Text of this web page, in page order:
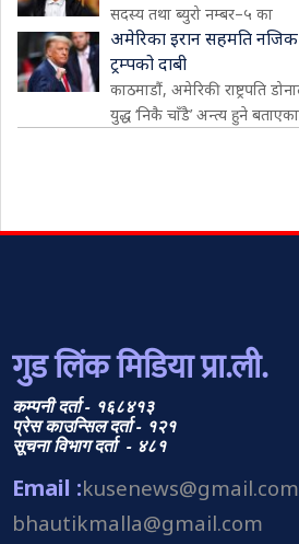
सदस्य तथा ब्युरो नम्बर–५ का
अमेरिका इरान सहमति
ट्रम्पको दाबी
काठमाडौं, अमेरिकी राष्ट्रपति
युद्ध ‘निकै चाँडै’ अन्त्य हुने
गुड लिंक मिडिया प्रा.ली.
कम्पनी दर्ता - १६८४१३
प्रेस काउन्सिल दर्ता - १२१
सूचना विभाग दर्ता - ४८१
Email :kusenews@gmail.com
bhautikmalla@gmail.com